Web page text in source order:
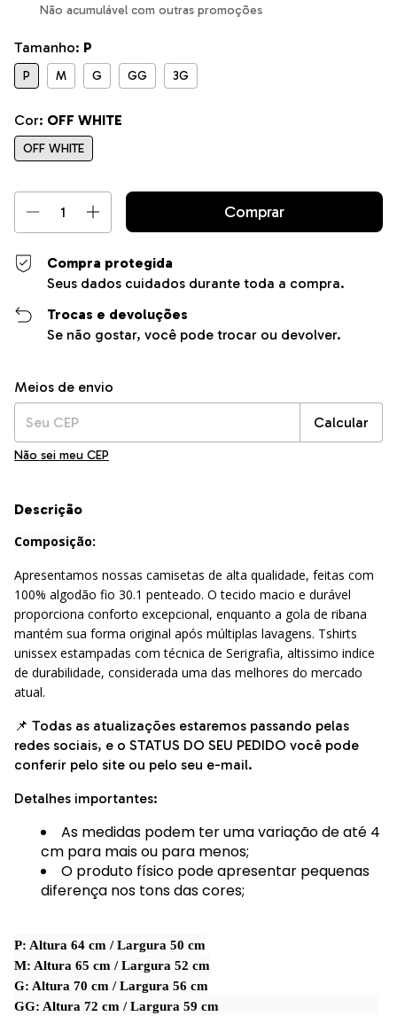
Não acumulável com outras promoções
Tamanho: P
P M G GG 3G
Cor: OFF WHITE
OFF WHITE
Compra protegida
Seus dados cuidados durante toda a compra.
Trocas e devoluções
Se não gostar, você pode trocar ou devolver.
Entregas para o CEP:
Meios de envio
Calcular
Não sei meu CEP
Descrição
Composição:
Apresentamos nossas camisetas de alta qualidade, feitas com
100% algodão fio 30.1 penteado. O tecido macio e durável
proporciona conforto excepcional, enquanto a gola de ribana
mantém sua forma original após múltiplas lavagens. Tshirts
unissex estampadas com técnica de Serigrafia, altissimo indice
de durabilidade, considerada uma das melhores do mercado
atual.
📌 Todas as atualizações estaremos passando pelas
redes sociais, e o STATUS DO SEU PEDIDO você pode
conferir pelo site ou pelo seu e-mail.
Detalhes importantes:
As medidas podem ter uma variação de até 4
cm para mais ou para menos;
O produto físico pode apresentar pequenas
diferença nos tons das cores;
P: Altura 64 cm / Largura 50 cm
M: Altura 65 cm / Largura 52 cm
G: Altura 70 cm / Largura 56 cm
GG: Altura 72 cm / Largura 59 cm